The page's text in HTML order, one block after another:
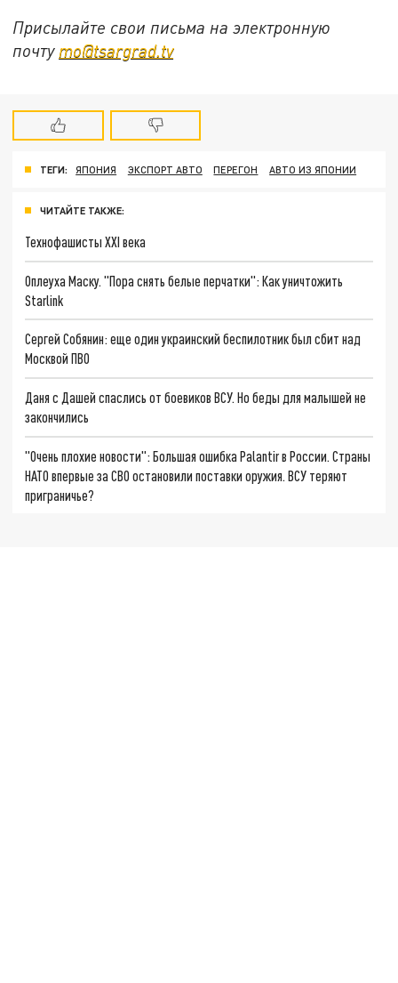
Присылайте свои письма на электронную
почту mo@tsargrad.tv
ТЕГИ: ЯПОНИЯ ЭКСПОРТ АВТО ПЕРЕГОН АВТО ИЗ ЯПОНИИ
ЧИТАЙТЕ ТАКЖЕ:
Технофашисты XXI века
Оплеуха Маску. "Пора снять белые перчатки": Как уничтожить
Starlink
Сергей Собянин: еще один украинский беспилотник был сбит над
Москвой ПВО
Даня с Дашей спаслись от боевиков ВСУ. Но беды для малышей не
закончились
"Очень плохие новости": Большая ошибка Palantir в России. Страны
НАТО впервые за СВО остановили поставки оружия. ВСУ теряют
приграничье?